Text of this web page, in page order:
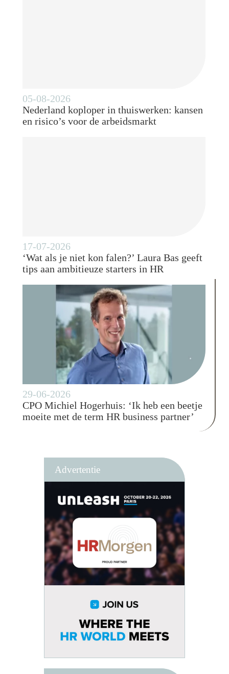
05-08-2026
Nederland koploper in thuiswerken: kansen
en risico’s voor de arbeidsmarkt
17-07-2026
‘Wat als je niet kon falen?’ Laura Bas geeft
tips aan ambitieuze starters in HR
29-06-2026
CPO Michiel Hogerhuis: ‘Ik heb een beetje
moeite met de term HR business partner’
Advertentie